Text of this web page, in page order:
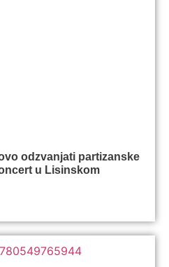
odzvanjati partizanske
u Lisinskom